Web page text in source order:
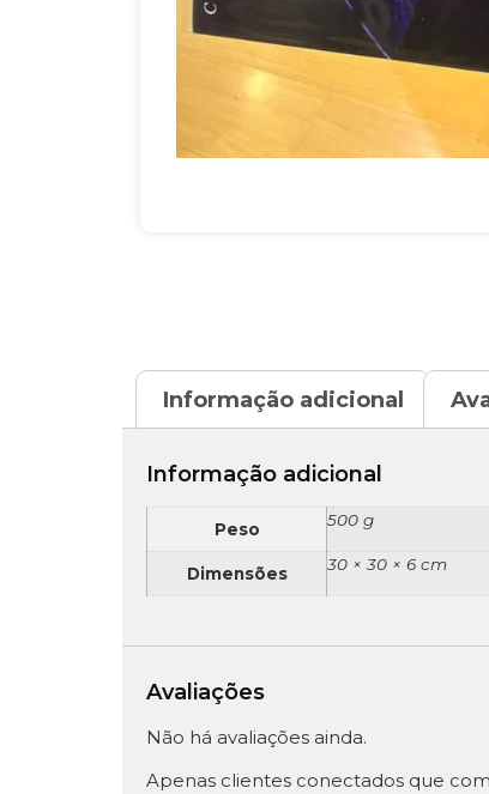
Informação adicional
Informação adicional
Peso 500 g
Dimensões 30 × 30 × 6 cm
Avaliações
Não há avaliações ainda.
Apenas clientes conectados que